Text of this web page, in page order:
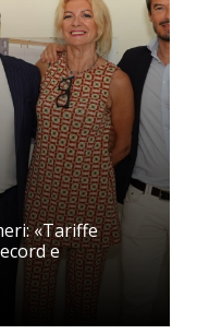
«Tariffe
e